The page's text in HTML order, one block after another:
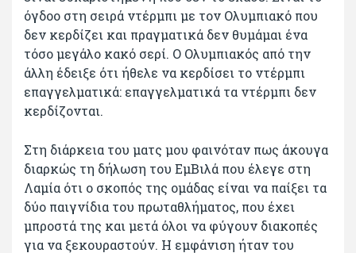
όγδοο στη σειρά ντέρμπι με τον Ολυμπιακό που
δεν κερδίζει και πραγματικά δεν θυμάμαι ένα
τόσο μεγάλο κακό σερί. Ο Ολυμπιακός από την
άλλη έδειξε ότι ήθελε να κερδίσει το ντέρμπι
επαγγελματικά: επαγγελματικά τα ντέρμπι δεν
κερδίζονται.
Στη διάρκεια του ματς μου φαινόταν πως άκουγα
διαρκώς τη δήλωση του ΕμΒιλά που έλεγε στη
Λαμία ότι ο σκοπός της ομάδας είναι να παίξει τα
δύο παιγνίδια του πρωταθλήματος, που έχει
μπροστά της και μετά όλοι να φύγουν διακοπές
για να ξεκουραστούν. Η εμφάνιση ήταν του